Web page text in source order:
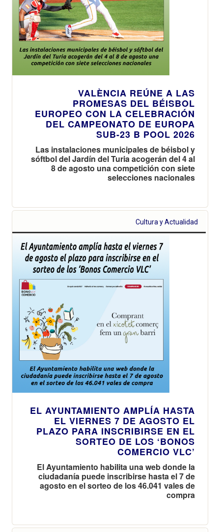
VALÈNCIA REÚNE A LAS
PROMESAS DEL BÉISBOL
EUROPEO CON LA CELEBRACIÓN
DEL CAMPEONATO DE EUROPA
SUB-23 B POOL 2026
Las instalaciones municipales de béisbol y
sóftbol del Jardín del Turia acogerán del 4 al
8 de agosto una competición con siete
selecciones nacionales
Cultura y Actualidad
EL AYUNTAMIENTO AMPLÍA HASTA
EL VIERNES 7 DE AGOSTO EL
PLAZO PARA INSCRIBIRSE EN EL
SORTEO DE LOS ‘BONOS
COMERCIO VLC’
El Ayuntamiento habilita una web donde la
ciudadanía puede inscribirse hasta el 7 de
agosto en el sorteo de los 46.041 vales de
compra